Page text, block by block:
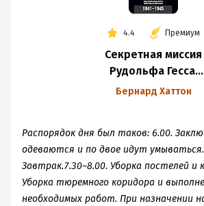
4.4 Премиум
Секретная миссия
Рудольфа Гесса.
Закулисные игры
Бернард Хаттон
Распорядок дня был таков: 6.00.
одеваются и по двое идут
Завтрак.7.30–8.00. Уборка постелей и
Уборка тюремного коридора и
необходимых работ. При назначении